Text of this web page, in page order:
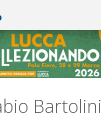
Bartolini